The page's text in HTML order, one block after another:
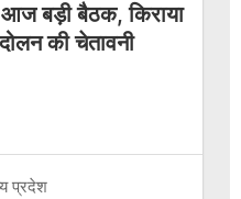
बड़ी बैठक, किराया
की चेतावनी
प्रदेश